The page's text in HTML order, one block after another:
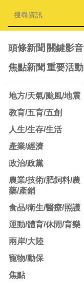
頭條新聞 關鍵影音
焦點新聞 重要活動
地方/天氣/颱風/地震
教育/五育/五創
人生/生存/生活
產業/經濟
政治/政黨
農業/技術/肥飼料/農
藥/產銷
食品/衛生/醫療/照護
運動/體育/休閒/育樂
兩岸/大陸
寵物/動保
焦點